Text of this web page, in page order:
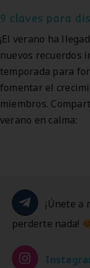
9 claves para
¡El verano ha
nuevos recuerdos
temporada para
fomentar el
miembros.
verano en calma:
¡Únete a
perderte nada!